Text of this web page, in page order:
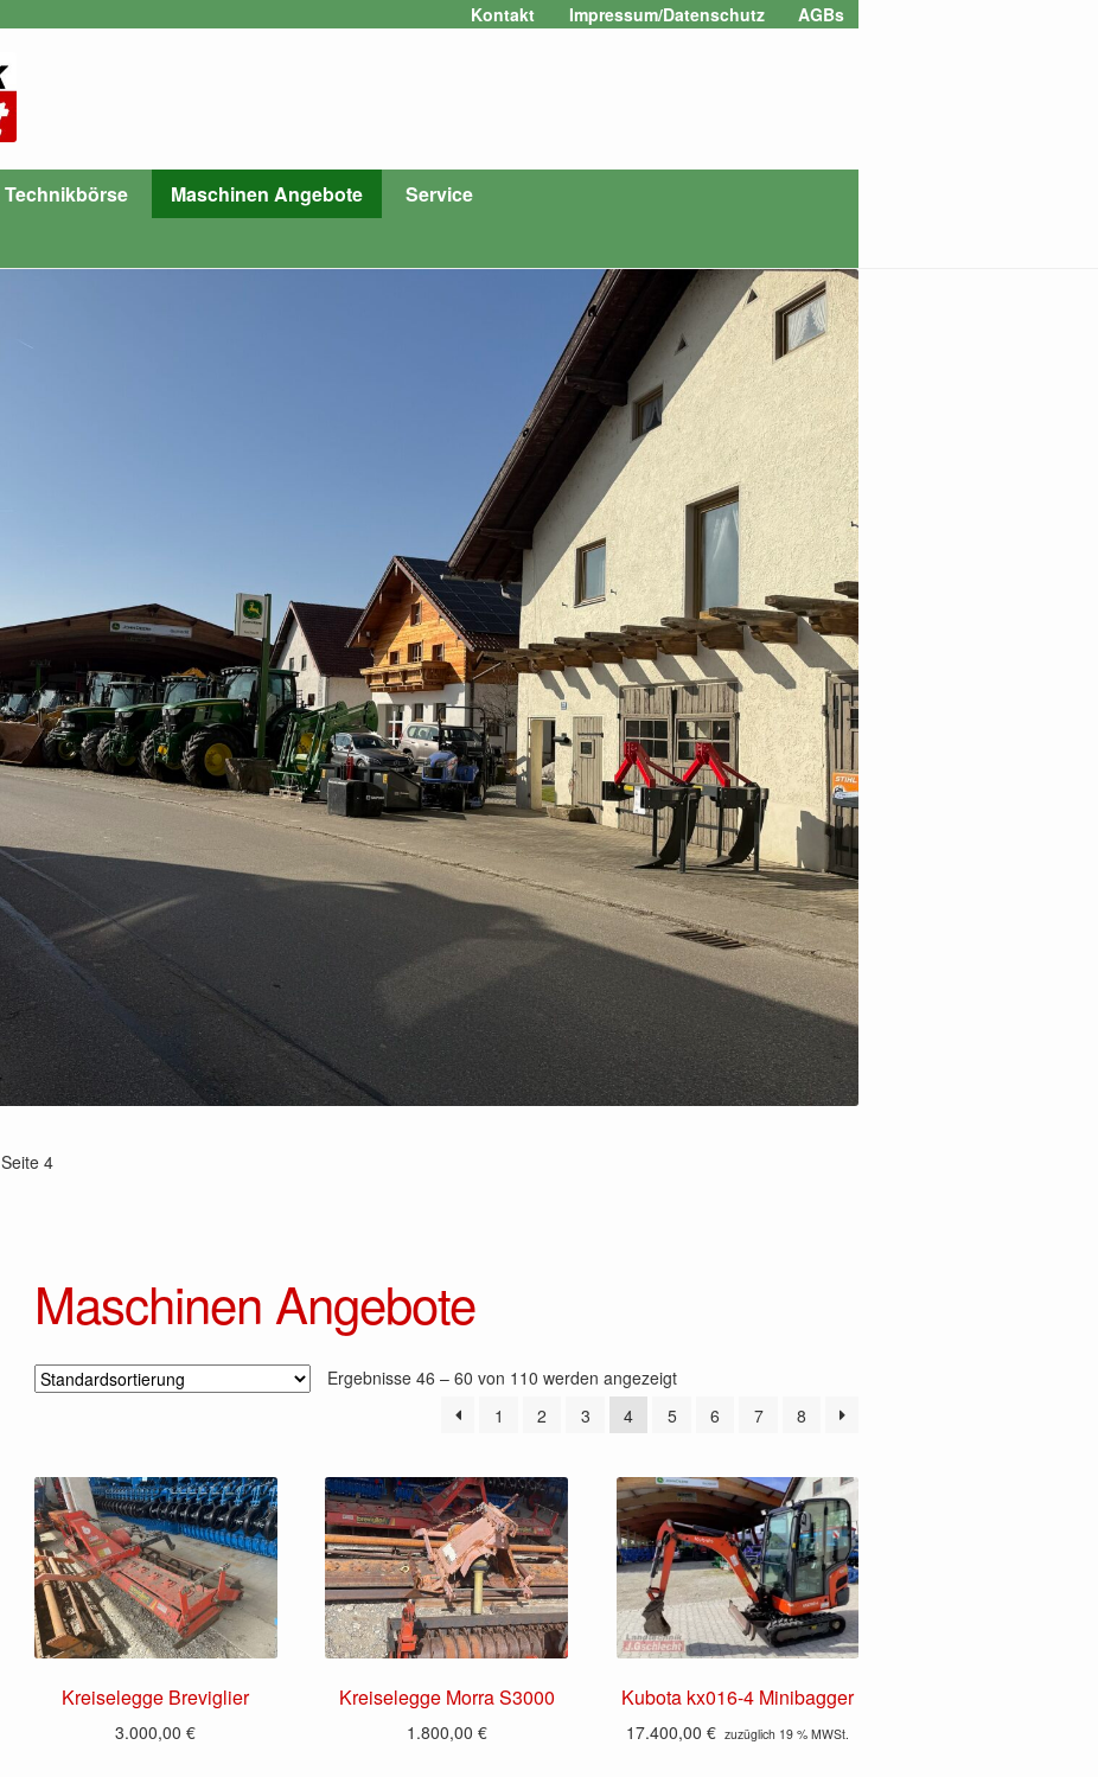
Kontakt Impressum/Datenschutz AGBs
Technikbörse Maschinen Angebote
Service
Seite 4
Maschinen Angebote
Ergebnisse 46 – 60 von 110 werden angezeigt
1
2 3 4 5 6 7 8
Kreiselegge Breviglier
3.000,00€
Kreiselegge Morra S3000
1.800,00 €
Kubota kx016-4 Minibagger
17.400,00€ zuzüglich 19 % MWSt.